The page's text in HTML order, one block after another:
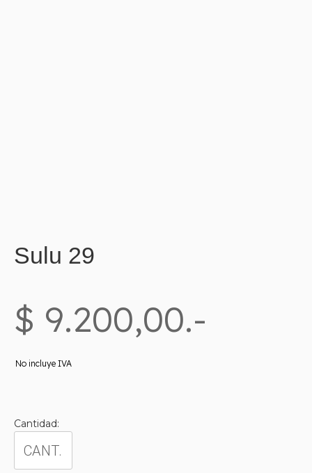
Sulu 29
$ 9.200,00.-
No incluye IVA
Cantidad: